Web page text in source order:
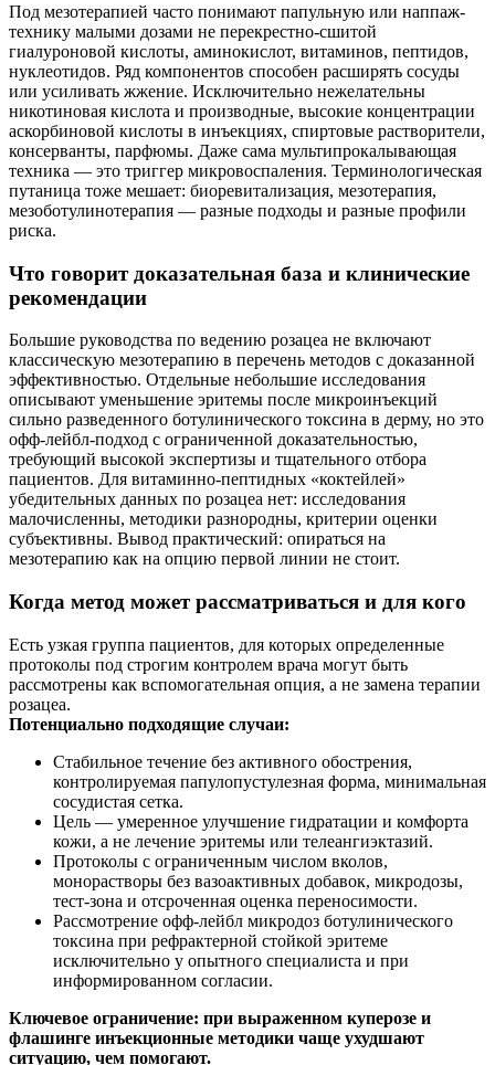
Под мезотерапией часто понимают папульную или наппаж-
технику малыми дозами не перекрестно-сшитой
гиалуроновой кислоты, аминокислот, витаминов, пептидов,
нуклеотидов. Ряд компонентов способен расширять сосуды
или усиливать жжение. Исключительно нежелательны
никотиновая кислота и производные, высокие концентрации
аскорбиновой кислоты в инъекциях, спиртовые растворители,
консерванты, парфюмы. Даже сама мультипрокалывающая
техника — это триггер микровоспаления. Терминологическая
путаница тоже мешает: биоревитализация, мезотерапия,
мезоботулинотерапия — разные подходы и разные профили
риска.
Что говорит доказательная база и клинические
рекомендации
Большие руководства по ведению розацеа не включают
классическую мезотерапию в перечень методов с доказанной
эффективностью. Отдельные небольшие исследования
описывают уменьшение эритемы после микроинъекций
сильно разведенного ботулинического токсина в дерму, но это
офф‑лейбл‑подход с ограниченной доказательностью,
требующий высокой экспертизы и тщательного отбора
пациентов. Для витаминно-пептидных «коктейлей»
убедительных данных по розацеа нет: исследования
малочисленны, методики разнородны, критерии оценки
субъективны. Вывод практический: опираться на
мезотерапию как на опцию первой линии не стоит.
Когда метод может рассматриваться и для кого
Есть узкая группа пациентов, для которых определенные
протоколы под строгим контролем врача могут быть
рассмотрены как вспомогательная опция, а не замена терапии
розацеа.
Потенциально подходящие случаи:
Стабильное течение без активного обострения,
контролируемая папулопустулезная форма, минимальная
сосудистая сетка.
Цель — умеренное улучшение гидратации и комфорта
кожи, а не лечение эритемы или телеангиэктазий.
Протоколы с ограниченным числом вколов,
монорастворы без вазоактивных добавок, микродозы,
тест‑зона и отсроченная оценка переносимости.
Рассмотрение офф‑лейбл микродоз ботулинического
токсина при рефрактерной стойкой эритеме
исключительно у опытного специалиста и при
информированном согласии.
Ключевое ограничение: при выраженном куперозе и
флашинге инъекционные методики чаще ухудшают
ситуацию, чем помогают.